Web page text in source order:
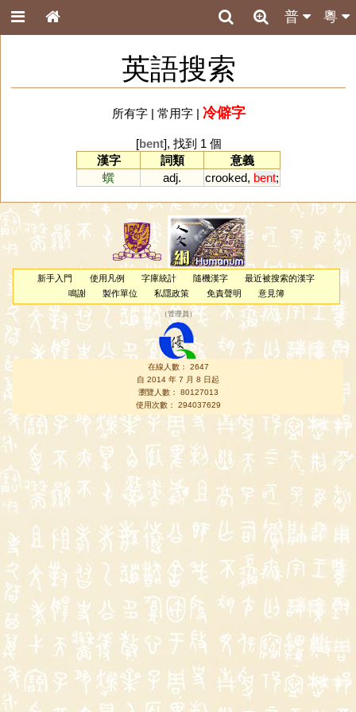
粵
普
英語搜索
所有字| 常用字| 冷僻字
[bent], 找到 1 個
漢字
詞類
意義
蟤
adj. crooked, bent;
新手入門 使用凡例 字庫統計 隨機漢字
最近被搜索的漢字
鳴謝
製作單位 私隱政策 免責聲明 意見簿
（管理員 ）
在線人數： 2647
自 2014 年 7 月 8 日起
瀏覽人數： 80127013
使用次數： 294037629